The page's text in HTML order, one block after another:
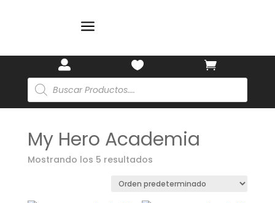
a
 

Búsqueda
de
productos
My Hero Academia
Mostrando los 5 resultados